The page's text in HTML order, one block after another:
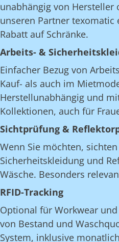
unabhängig von Hersteller
unseren Partner texomatic
Rabatt auf Schränke.
Arbeits- &
Einfacher Bezug von
Kauf- als auch im
Herstellunabhängig und
Kollektionen, auch für
Sichtprüfung &
Wenn Sie möchten,
Sicherheitskleidung und
Wäsche. Besonders
RFID-Tracking
Optional für Workwear und
von Bestand und
System, inklusive